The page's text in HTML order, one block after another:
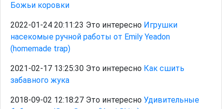
Божьи коровки
2022-01-24 20:11:23 Это интересно Игрушки
насекомые ручной работы от Emily Yeadon
(homemade trap)
2021-02-17 13:25:30 Это интересно Как сшить
забавного жука
2018-09-02 12:18:27 Это интересно Удивительные